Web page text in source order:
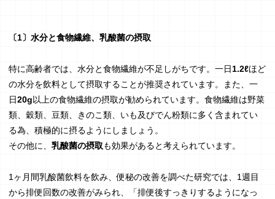
〔1〕水分と食物繊維、乳酸菌の摂取
特に高齢者では、水分と食物繊維が不足しがちです。一日1.2ℓほど
の水分を飲料として摂取することが推奨されています。また、一
日20g以上の食物繊維の摂取が勧められています。食物繊維は野菜
類、穀類、豆類、きのこ類、いも及びでん粉類に多く含まれてい
る為、積極的に摂るようにしましょう。
その他に、乳酸菌の摂取も効果があると考えられています。
1ヶ月間乳酸菌飲料を飲み、便秘の改善を調べた研究では、1週目
から排便回数の改善がみられ、「排便後すっきりするようになっ